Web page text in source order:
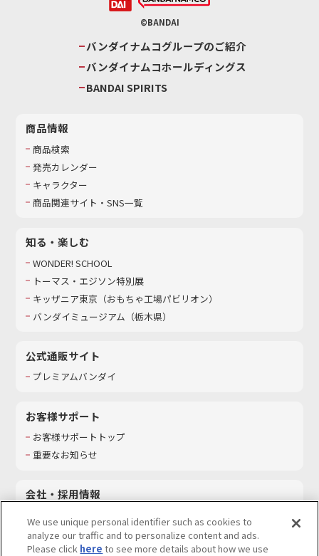
©BANDAI
バンダイナムコグループのご紹介
バンダイナムコホールディングス
BANDAI SPIRITS
商品情報
商品検索
発売カレンダー
キャラクター
商品関連サイト・SNS一覧
知る・楽しむ
WONDER! SCHOOL
トーマス・エジソン特別展
キッザニア東京（おもちゃ工場パビリオン）​
バンダイミュージアム（栃木県）
公式通販サイト
プレミアムバンダイ
お客様サポート
お客様サポートトップ
重要なお知らせ
会社・採用情報
採用情報
サステナビリティ
We use unique personal identifier such as cookies to
analyze our traffic and to personalize content and ads.
Please click here to see more details about how we use